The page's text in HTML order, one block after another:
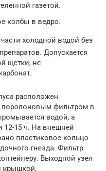
газетой.
колбы в ведро.
холодной водой без
Допускается
щетки, не
расположен
фильтром в
водой, а
12-15 ч. На внешней
пластиковое кольцо
гнезда. Фильтр
Выходной узел
крышкой,